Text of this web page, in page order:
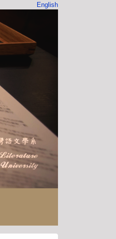
English